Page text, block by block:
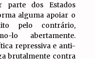
parte dos Estados
alguma apoiar o
pelo contrário,
lo abertamente.
repressiva e anti-
brutalmente contra